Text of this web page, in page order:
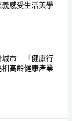
感受生活美學
城市 「健康行
高齡健康產業